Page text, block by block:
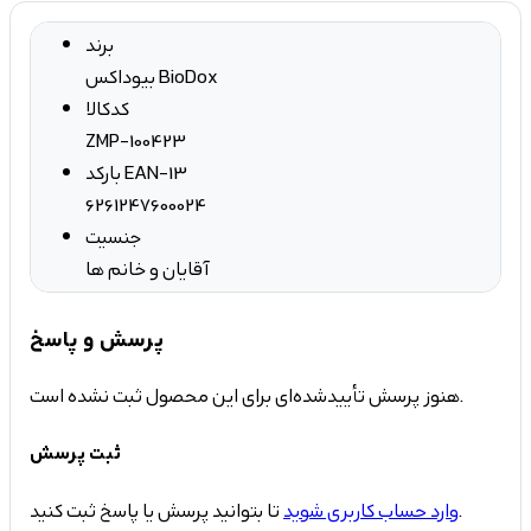
برند
بیوداکس BioDox
کدکالا
ZMP-100423
بارکد EAN-13
6261247600024
جنسیت
آقایان و خانم ها
پرسش و پاسخ
هنوز پرسش تأییدشده‌ای برای این محصول ثبت نشده است.
ثبت پرسش
وارد حساب کاربری شویدتا بتوانید پرسش یا پاسخ ثبت کنید.